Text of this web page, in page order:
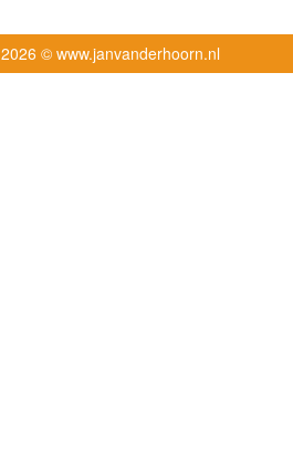
2026 © www.janvanderhoorn.nl